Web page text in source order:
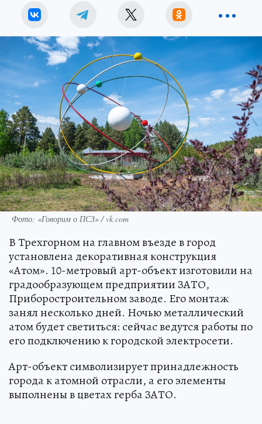
Фото: «Говорим о ПСЗ» / vk.com
В Трехгорном на главном въезде в город
установлена декоративная конструкция
«Атом». 10-метровый арт-объект изготовили на
градообразующем предприятии ЗАТО,
Приборостроительном заводе. Его монтаж
занял несколько дней. Ночью металлический
атом будет светиться: сейчас ведутся работы по
его подключению к городской электросети.
Арт-объект символизирует принадлежность
города к атомной отрасли, а его элементы
выполнены в цветах герба ЗАТО.